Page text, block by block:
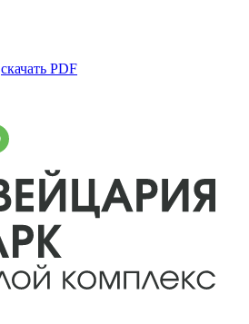
скачать PDF